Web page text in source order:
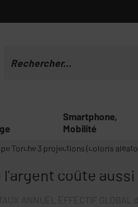
Smartphone,
Mobilité
Torche 3 projections (coloris
coûte aussi
ANNUEL EFFECTIF